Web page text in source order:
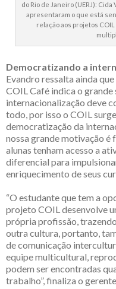
do Rio de Janeiro (UERJ): Cida
apresentaram o que está
relação aos projetos
Democratizando a
Evandro ressalta ainda
COIL Café indica o
internacionalização deve
todo, por isso o COIL
democratização da
nossa grande motivação é
alunas tenham acesso a
diferencial para
enriquecimento de seus
“O estudante que tem a
projeto COIL desenvolve
própria profissão,
outra cultura, portanto,
de comunicação
equipe multicultural,
podem ser encontradas
trabalho”, finaliza o